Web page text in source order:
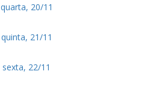
quarta, 20/11
quinta, 21/11
sexta, 22/11